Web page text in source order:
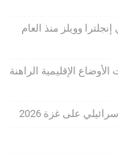
وويلز منذ العام
الإقليمية الراهنة
على غزة 2026